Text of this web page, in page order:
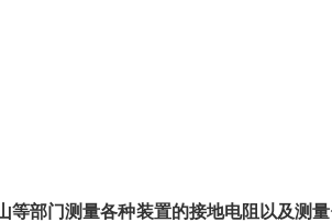
等部门测量各种装置的接地电阻以及测